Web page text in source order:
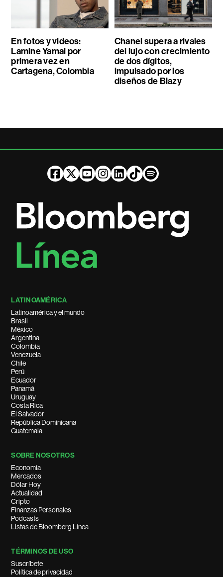
En fotos y videos:
Lamine Yamal por
primera vez en
Cartagena, Colombia
Chanel supera a rivales
del lujo con crecimiento
de dos dígitos,
impulsado por los
diseños de Blazy
LATINOAMÉRICA
Latinoamérica y el mundo
Brasil
México
Argentina
Colombia
Venezuela
Chile
Perú
Ecuador
Panamá
Uruguay
Costa Rica
El Salvador
República Dominicana
Guatemala
SOBRE NOSOTROS
Economía
Mercados
Dólar Hoy
Actualidad
Cripto
Finanzas Personales
Podcasts
Listas de Bloomberg Línea
TÉRMINOS DE USO
Suscríbete
Política de privacidad